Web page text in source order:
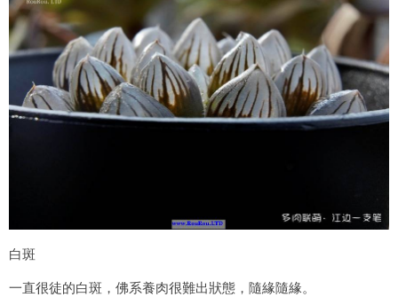
白斑
一直很徒的白斑，佛系養肉很難出狀態，隨緣隨緣。